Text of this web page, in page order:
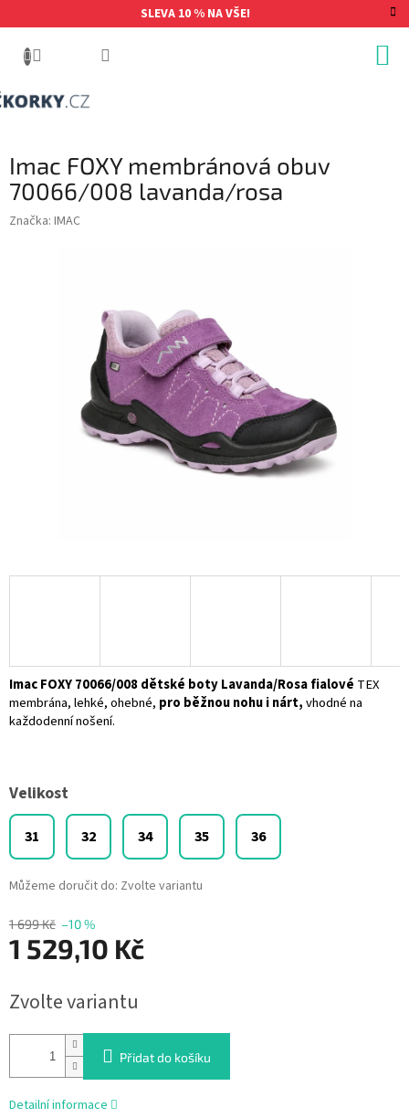
na
SLEVA 10 % NA VŠE!
Imac FOXY membránová obuv
70066/008 lavanda/rosa
Značka: IMAC
1 699 Kč –10 %
1 529,10 Kč
cena:
Zvolte variantu
Velikost
31 32 34 35 36
Můžeme doručit do: Zvolte variantu
Přidat do košíku
Imac FOXY 70066/008 dětské boty Lavanda/Rosa fialové TEX
membrána, lehké, ohebné, pro běžnou nohu i nárt,vhodné na
každodenní nošení.
Detailní informace